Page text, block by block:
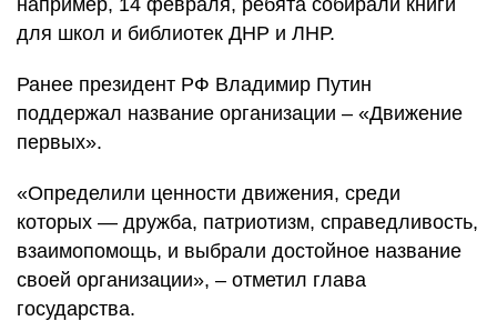
например, 14 февраля, ребята собирали книги
для школ и библиотек ДНР и ЛНР.
Ранее президент РФ Владимир Путин
поддержал название организации – «Движение
первых».
«Определили ценности движения, среди
которых — дружба, патриотизм, справедливость,
взаимопомощь, и выбрали достойное название
своей организации», – отметил глава
государства.